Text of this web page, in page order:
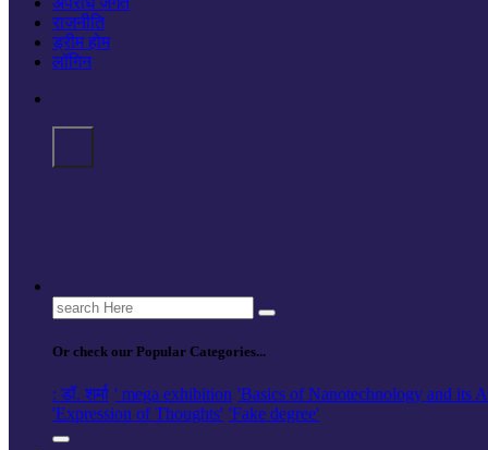
राजनीति
ड्रीम होम
लॉगिन
Search
for:
Or check our Popular Categories...
: डॉ. शर्मा ' mega exhibition 'Basics of Nanotechnology and its
'Expression of Thoughts' 'Fake degree'